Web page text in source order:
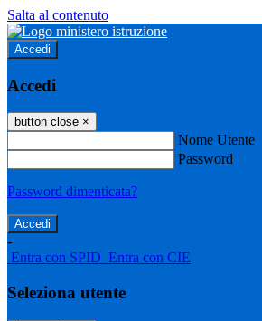
Salta al contenuto
Accedi
Accedi
button close ×
Nome Utente
Password
Password dimenticata?
-
Entra con SPID Entra con CIE
Seleziona utente